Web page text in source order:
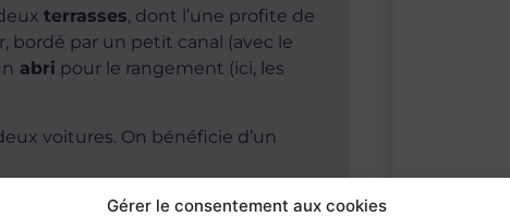
Gérer le consentement aux cookies
terrasses, dont l’une profite de
bordé par un petit canal (avec le
abri pour le rangement (ici, les
voitures. On bénéficie d’un
poêle à granulés